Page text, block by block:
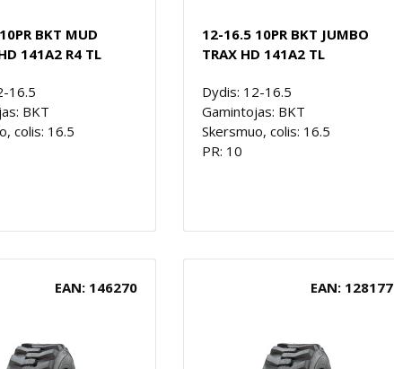
BKT MUD
141A2 R4 TL
16.5
BKT
colis: 16.5
12-16.5 10PR BKT JUMBO
TRAX HD 141A2 TL
Dydis: 12-16.5
Gamintojas: BKT
Skersmuo, colis: 16.5
PR: 10
EAN: 146270 EAN: 128177